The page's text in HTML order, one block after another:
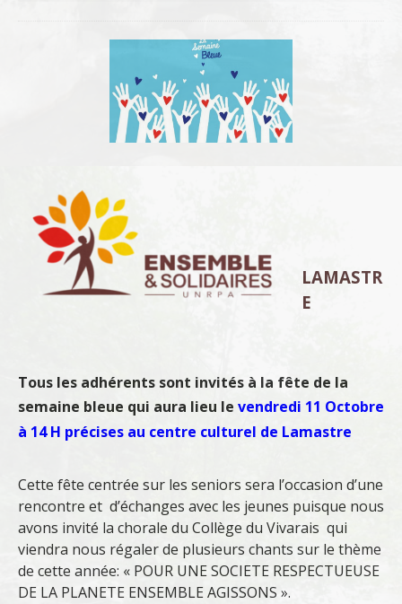
LAMASTR
E
Tous les adhérents sont invités à la fête de la
semaine bleue qui aura lieu le vendredi 11 Octobre
à 14 H précises au centre culturel de Lamastre
Cette fête centrée sur les seniors sera l’occasion d’une
rencontre et d’échanges avec les jeunes puisque nous
avons invité la chorale du Collège du Vivarais qui
viendra nous régaler de plusieurs chants sur le thème
de cette année: « POUR UNE SOCIETE RESPECTUEUSE
DE LA PLANETE ENSEMBLE AGISSONS ».